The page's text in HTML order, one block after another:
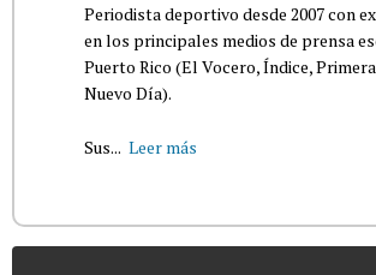
Periodista deportivo desde 2007 con
en los principales medios de prensa
Puerto Rico (El Vocero, Índice,
Nuevo Día).
Sus... Leer más